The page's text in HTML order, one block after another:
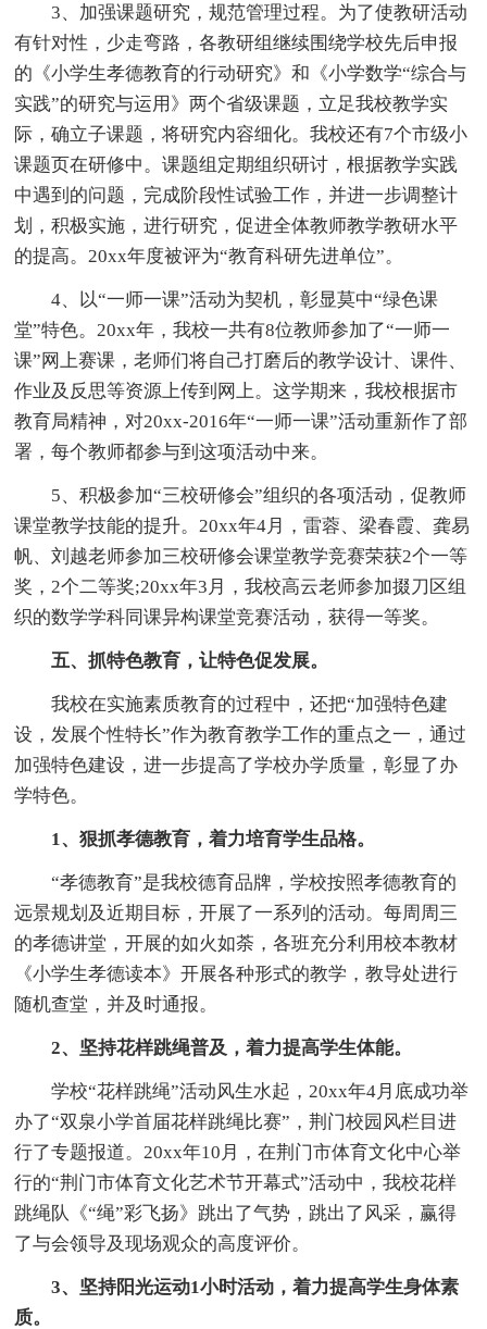
3、加强课题研究，规范管理过程。为了使教研活动
有针对性，少走弯路，各教研组继续围绕学校先后申报
的《小学生孝德教育的行动研究》和《小学数学“综合与
实践”的研究与运用》两个省级课题，立足我校教学实
际，确立子课题，将研究内容细化。我校还有7个市级小
课题页在研修中。课题组定期组织研讨，根据教学实践
中遇到的问题，完成阶段性试验工作，并进一步调整计
划，积极实施，进行研究，促进全体教师教学教研水平
的提高。20xx年度被评为“教育科研先进单位”。
4、以“一师一课”活动为契机，彰显莫中“绿色课
堂”特色。20xx年，我校一共有8位教师参加了“一师一
课”网上赛课，老师们将自己打磨后的教学设计、课件、
作业及反思等资源上传到网上。这学期来，我校根据市
教育局精神，对20xx-2016年“一师一课”活动重新作了部
署，每个教师都参与到这项活动中来。
5、积极参加“三校研修会”组织的各项活动，促教师
课堂教学技能的提升。20xx年4月，雷蓉、梁春霞、龚易
帆、刘越老师参加三校研修会课堂教学竞赛荣获2个一等
奖，2个二等奖;20xx年3月，我校高云老师参加掇刀区组
织的数学学科同课异构课堂竞赛活动，获得一等奖。
五、抓特色教育，让特色促发展。
我校在实施素质教育的过程中，还把“加强特色建
设，发展个性特长”作为教育教学工作的重点之一，通过
加强特色建设，进一步提高了学校办学质量，彰显了办
学特色。
1、狠抓孝德教育，着力培育学生品格。
“孝德教育”是我校德育品牌，学校按照孝德教育的
远景规划及近期目标，开展了一系列的活动。每周周三
的孝德讲堂，开展的如火如荼，各班充分利用校本教材
《小学生孝德读本》开展各种形式的教学，教导处进行
随机查堂，并及时通报。
2、坚持花样跳绳普及，着力提高学生体能。
学校“花样跳绳”活动风生水起，20xx年4月底成功举
办了“双泉小学首届花样跳绳比赛”，荆门校园风栏目进
行了专题报道。20xx年10月，在荆门市体育文化中心举
行的“荆门市体育文化艺术节开幕式”活动中，我校花样
跳绳队《“绳”彩飞扬》跳出了气势，跳出了风采，赢得
了与会领导及现场观众的高度评价。
3、坚持阳光运动1小时活动，着力提高学生身体素
质。